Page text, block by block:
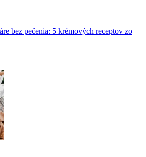
bez pečenia: 5 krémových receptov zo